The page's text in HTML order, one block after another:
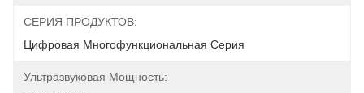
СЕРИЯ ПРОДУКТОВ:
Цифровая Многофункциональная Серия
Ультразвуковая Мощность: